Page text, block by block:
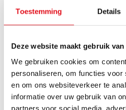
Toestemming Details
Deze website maakt gebruik
We gebruiken cookies om
personaliseren, om functies voor
en om ons websiteverkeer te
informatie over uw gebruik van
partners voor social media,
Reviews
Schrijf een review
George K. Publié le 20